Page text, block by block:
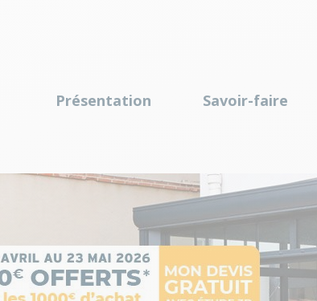
Présentation Savoir-faire